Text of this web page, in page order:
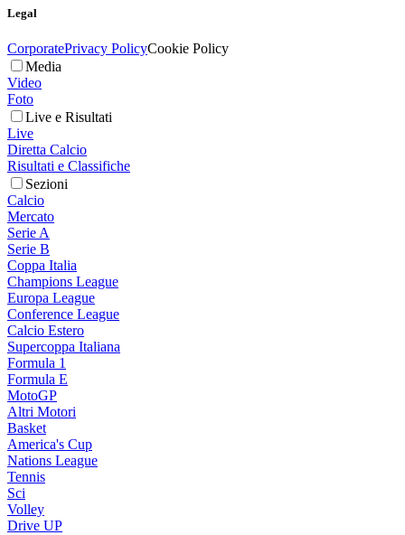
Legal
CorporatePrivacy PolicyCookie Policy
Media
Video
Foto
Live e Risultati
Live
Diretta Calcio
Risultati e Classifiche
Sezioni
Calcio
Mercato
Serie A
Serie B
Coppa Italia
Champions League
Europa League
Conference League
Calcio Estero
Supercoppa Italiana
Formula 1
Formula E
MotoGP
Altri Motori
Basket
America's Cup
Nations League
Tennis
Sci
Volley
Drive UP